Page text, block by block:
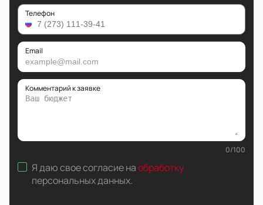
Телефон
Email
Комментарий к заявке
0/100
Я даю свое согласие наобработку
персональных данных.